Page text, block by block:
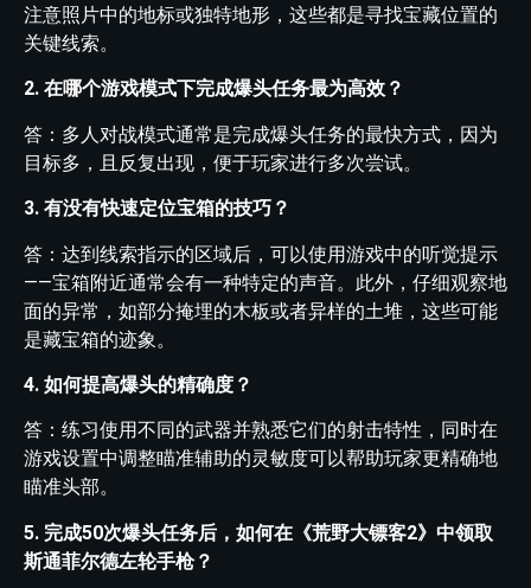
注意照片中的地标或独特地形，这些都是寻找宝藏位置的
关键线索。
2. 在哪个游戏模式下完成爆头任务最为高效？
答：多人对战模式通常是完成爆头任务的最快方式，因为
目标多，且反复出现，便于玩家进行多次尝试。
3. 有没有快速定位宝箱的技巧？
答：达到线索指示的区域后，可以使用游戏中的听觉提示
——宝箱附近通常会有一种特定的声音。此外，仔细观察地
面的异常，如部分掩埋的木板或者异样的土堆，这些可能
是藏宝箱的迹象。
4. 如何提高爆头的精确度？
答：练习使用不同的武器并熟悉它们的射击特性，同时在
游戏设置中调整瞄准辅助的灵敏度可以帮助玩家更精确地
瞄准头部。
5. 完成50次爆头任务后，如何在《荒野大镖客2》中领取
斯通菲尔德左轮手枪？